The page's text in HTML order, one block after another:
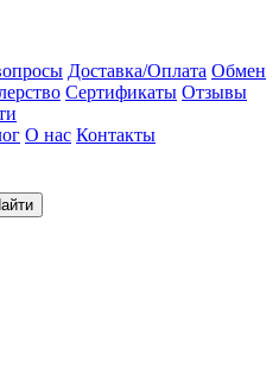
Доставка/Оплата Обмен
Сертификаты Отзывы
О нас Контакты